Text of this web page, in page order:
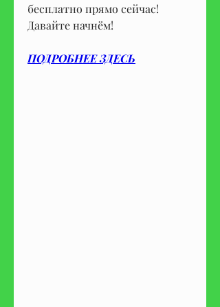
бесплатно прямо сейчас!
Давайте начнём!
ПОДРОБНЕЕ ЗДЕСЬ